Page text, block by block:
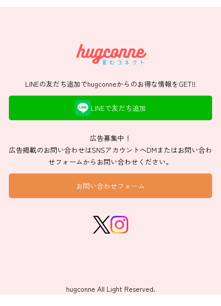
LINEの友だち追加でhugconneからのお得な情報をGET!!
LINEで友だち追加
広告募集中！
広告掲載のお問い合わせはSNSアカウントへDMまたはお問い合わ
せフォームからお問い合わせください。
お問い合わせフォーム
hugconne All Light Reserved.